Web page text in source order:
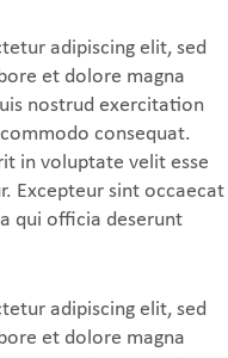
adipiscing elit, sed
et dolore magna
nostrud exercitation
consequat.
in voluptate velit esse
Excepteur sint occaecat
qui officia deserunt
adipiscing elit, sed
et dolore magna